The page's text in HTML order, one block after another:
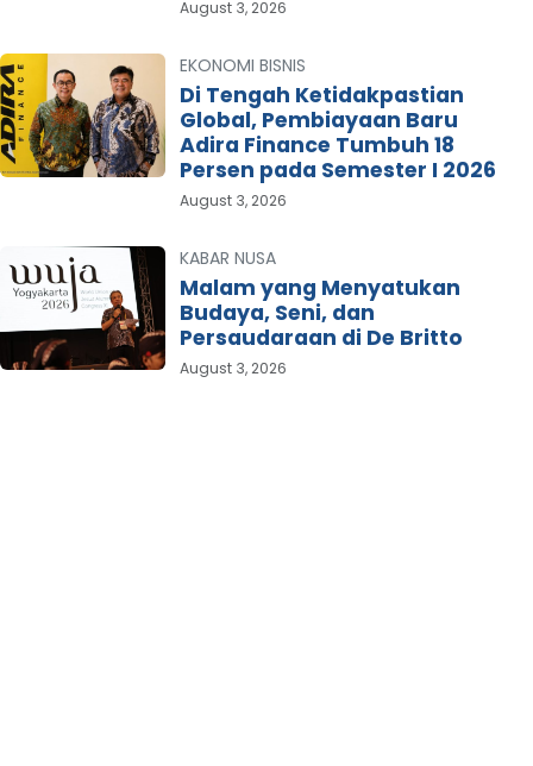
August 3, 2026
EKONOMI BISNIS
Di Tengah Ketidakpastian
Global, Pembiayaan Baru
Adira Finance Tumbuh 18
Persen pada Semester I 2026
August 3, 2026
KABAR NUSA
Malam yang Menyatukan
Budaya, Seni, dan
Persaudaraan di De Britto
August 3, 2026